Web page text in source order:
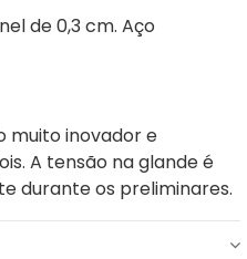
de 0,3 cm. Aço
muito inovador e
A tensão na glande é
durante os preliminares.